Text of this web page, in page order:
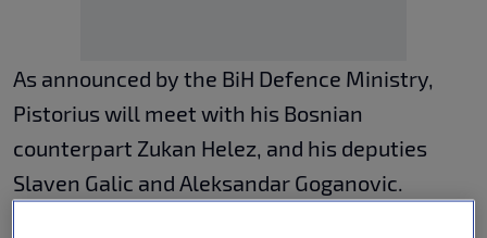
As announced by the BiH Defence Ministry,
Pistorius will meet with his Bosnian
counterpart Zukan Helez, and his deputies
Slaven Galic and Aleksandar Goganovic.